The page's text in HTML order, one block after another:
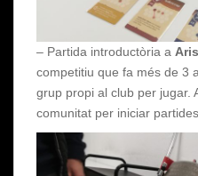
– Partida introductòria a
competitiu que fa més de 3
grup propi al club per jugar.
comunitat per iniciar